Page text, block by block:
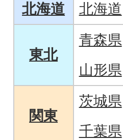
北海道 北海道
東北
青森県
山形県
関東
茨城県
千葉県